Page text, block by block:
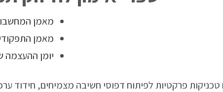
מאמן
מאמן
יומן ההעצמה
פרקטיות לפיתוח דפוסי חשיבה מצמיחים, חידוד